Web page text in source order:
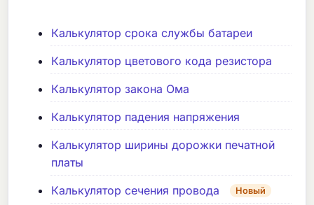
Калькулятор срока службы батареи
Калькулятор цветового кода резистора
Калькулятор закона Ома
Калькулятор падения напряжения
Калькулятор ширины дорожки печатной
платы
Калькулятор сечения провода
Новый